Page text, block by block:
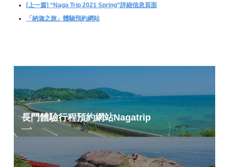
[上一篇] “Naga Trip 2021 Spring”詳細信息頁面
「納迦之旅」體驗預約網站
長門體驗行程預約網站Nagatrip